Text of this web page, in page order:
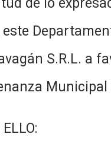
de lo
este
S.R.L. a
Municipal
ELLO: